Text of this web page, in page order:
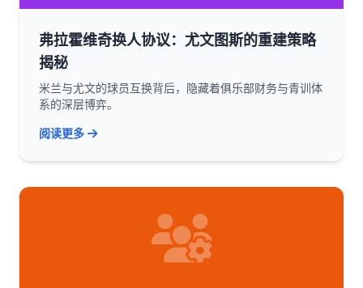
弗拉霍维奇换人协议：尤文图斯的重建策略
揭秘
米兰与尤文的球员互换背后，隐藏着俱乐部财务与青训体
系的深层博弈。
阅读更多